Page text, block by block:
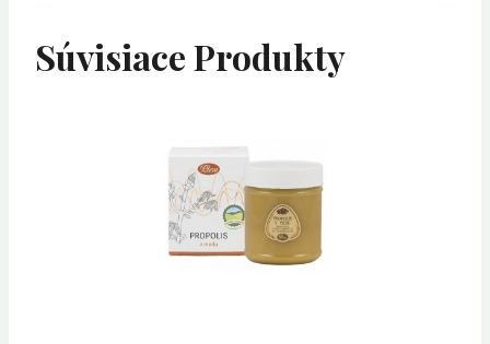
Súvisiace Produkty